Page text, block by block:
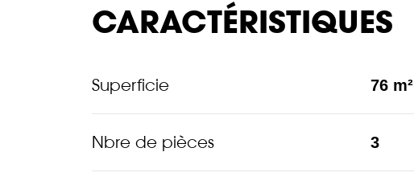
CARACTÉRISTIQUES
Superficie 76 m²
Nbre de pièces 3